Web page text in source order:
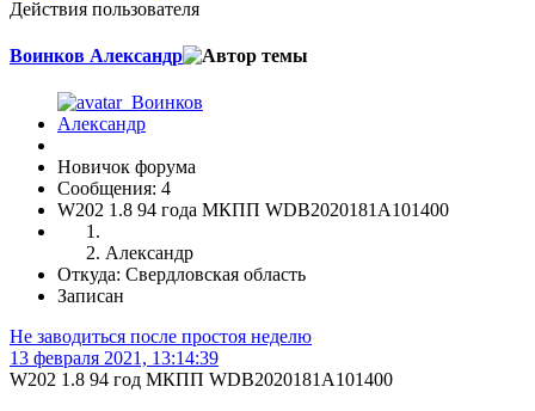
Действия пользователя
Воинков Александр
Новичок форума
Сообщения: 4
W202 1.8 94 года МКПП WDB2020181A101400
Александр
Откуда: Свердловская область
Записан
Не заводиться после простоя неделю
13 февраля 2021, 13:14:39
W202 1.8 94 год МКПП WDB2020181A101400